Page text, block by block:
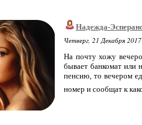
Надежда-
Четверг, 21 Декабря
На почту хожу
бывает банкомат или
пенсию, то вечером
номер и сообщат к